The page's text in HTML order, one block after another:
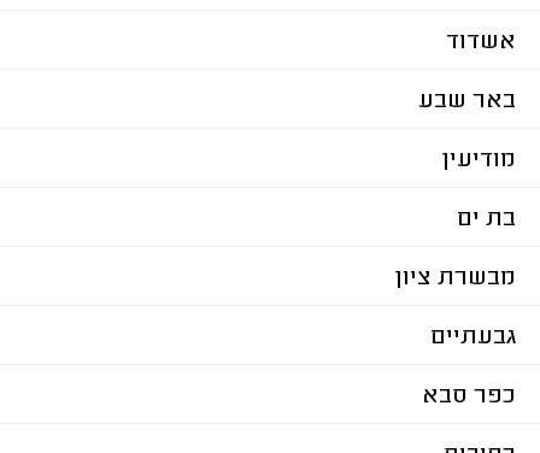
אשדוד
באר שבע
מודיעין
בת ים
מבשרת ציון
גבעתיים
כפר סבא